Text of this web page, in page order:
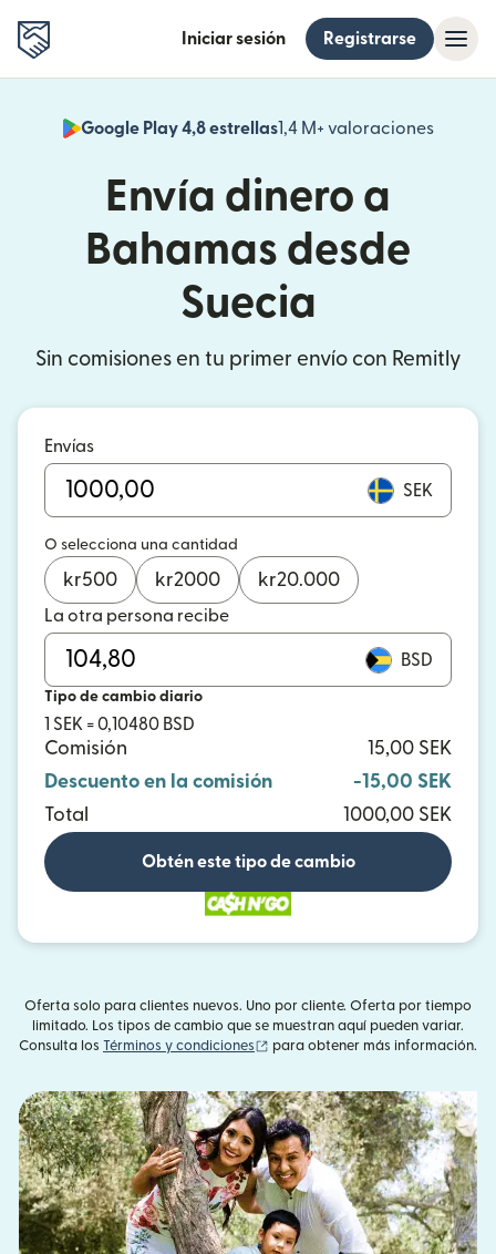
Iniciar sesión Registrarse
Google Play 4,8 estrellas1,4 M+ valoraciones
(se
Envía dinero a
Bahamas desde
Suecia
Sin comisiones en tu primer envío con Remitly
Envías
SEK
O selecciona una cantidad
kr500 kr2000 kr20.000
La otra persona recibe
BSD
Tipo de cambio diario
1 SEK = 0,10480 BSD
Comisión
15,00 SEK
Descuento en la comisión
-15,00 SEK
Total
1000,00 SEK
Obtén este tipo de cambio
Oferta solo para clientes nuevos. Uno por cliente. Oferta por tiempo
limitado. Los tipos de cambio que se muestran aquí pueden variar.
Consulta los Términos y condiciones (se abre en una ventana nueva)
para obtener más información.